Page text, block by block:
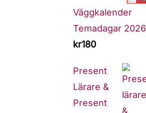
Väggkalender
Temadagar 2026
kr180
Present
Lärare &
Present